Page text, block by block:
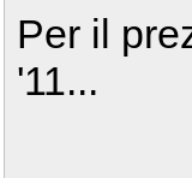
Per il
'11...